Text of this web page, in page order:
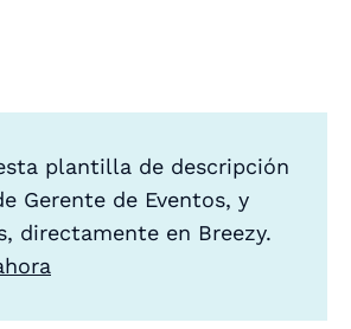
plantilla de descripción
Gerente de Eventos, y
directamente en Breezy.